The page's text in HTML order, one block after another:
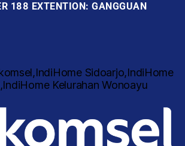
188 EXTENTION: GANGGUAN